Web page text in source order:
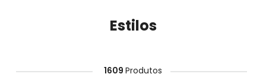
Estilos
1609 Produtos